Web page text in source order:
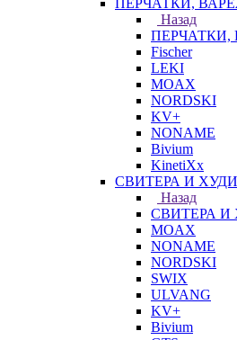
ПЕРЧАТКИ,
Назад
ПЕРЧАТКИ,
Fischer
LEKI
MOAX
NORDSKI
KV+
NONAME
Bivium
KinetiXx
СВИТЕРА И ХУДИ
Назад
СВИТЕРА И
MOAX
NONAME
NORDSKI
SWIX
ULVANG
KV+
Bivium